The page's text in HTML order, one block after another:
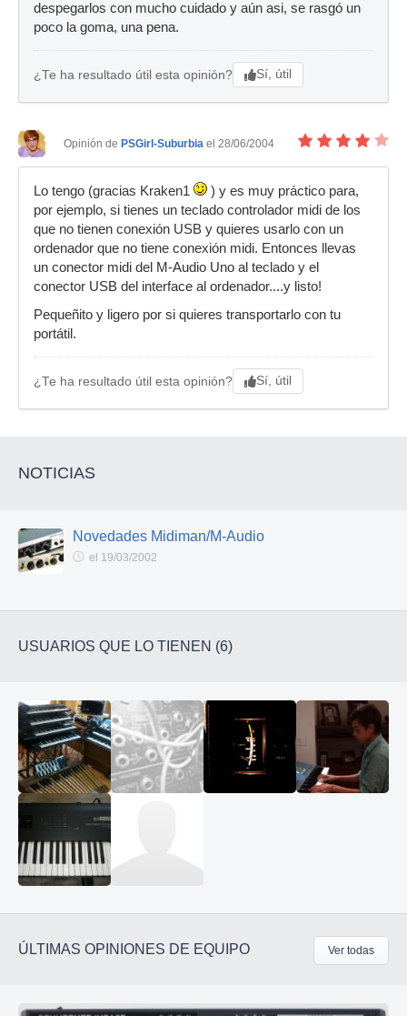
despegarlos con mucho cuidado y aún asi, se rasgó un
poco la goma, una pena.
¿Te ha resultado útil esta opinión? Sí, útil
Opinión de PSGirl-Suburbia el 28/06/2004
Lo tengo (gracias Kraken1
) y es muy práctico para,
por ejemplo, si tienes un teclado controlador midi de los
que no tienen conexión USB y quieres usarlo con un
ordenador que no tiene conexión midi. Entonces llevas
un conector midi del M-Audio Uno al teclado y el
conector USB del interface al ordenador....y listo!
Pequeñito y ligero por si quieres transportarlo con tu
portátil.
¿Te ha resultado útil esta opinión? Sí, útil
NOTICIAS
Novedades Midiman/M-Audio
el 19/03/2002
USUARIOS QUE LO TIENEN (6)
ÚLTIMAS OPINIONES DE EQUIPO Ver todas